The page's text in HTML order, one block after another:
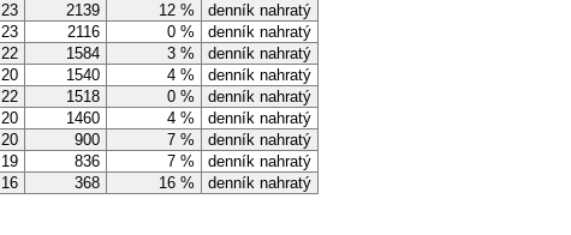
23 2139 12 %
denník nahratý
23 2116 0 %
denník nahratý
22 1584 3 %
denník nahratý
20 1540 4 %
denník nahratý
22 1518 0 %
denník nahratý
20 1460 4 %
denník nahratý
20 900 7 %
denník nahratý
19 836 7 %
denník nahratý
16 368 16 % denník nahratý